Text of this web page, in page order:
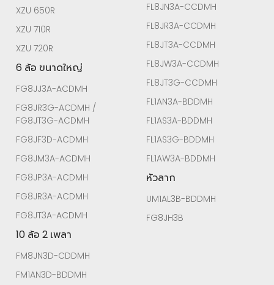
XZU 650R
XZU 710R
XZU 720R
6 ล้อ ขนาดใหญ่
FG8JJ3A-ACDMH
FG8JR3G-ACDMH /
FG8JT3G-ACDMH
FG8JF3D-ACDMH
FG8JM3A-ACDMH
FG8JP3A-ACDMH
FG8JR3A-ACDMH
FG8JT3A-ACDMH
10 ล้อ 2 เพลา
FM8JN3D-CDDMH
FM1AN3D-BDDMH
FL8JN3A-CCDMH
FL8JR3A-CCDMH
FL8JT3A-CCDMH
FL8JW3A-CCDMH
FL8JT3G-CCDMH
FL1AN3A-BDDMH
FL1AS3A-BDDMH
FL1AS3G-BDDMH
FL1AW3A-BDDMH
หัวลาก
UM1AL3B-BDDMH
FG8JH3B